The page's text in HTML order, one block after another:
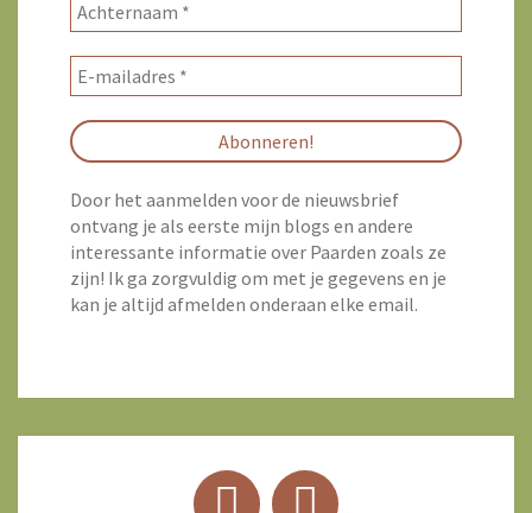
Door het aanmelden voor de nieuwsbrief
ontvang je als eerste mijn blogs en andere
interessante informatie over Paarden zoals ze
zijn! Ik ga zorgvuldig om met je gegevens en je
kan je altijd afmelden onderaan elke email.